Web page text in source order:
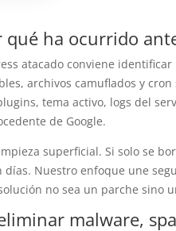
qué ha ocurrido
atacado conviene
archivos camuflados y
tema activo, logs del
de Google.
superficial. Si solo se
días. Nuestro enfoque une
no sea un parche sino
malware,